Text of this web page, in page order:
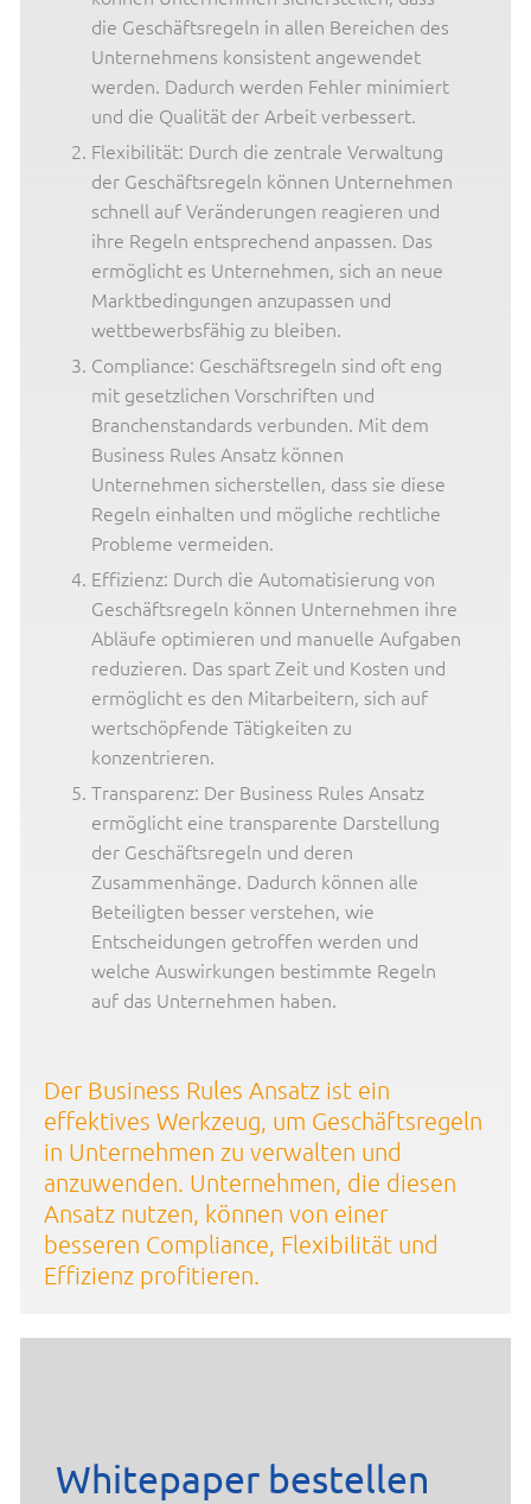
die Geschäftsregeln in allen Bereichen des
Unternehmens konsistent angewendet
werden. Dadurch werden Fehler minimiert
und die Qualität der Arbeit verbessert.
Flexibilität: Durch die zentrale Verwaltung
der Geschäftsregeln können Unternehmen
schnell auf Veränderungen reagieren und
ihre Regeln entsprechend anpassen. Das
ermöglicht es Unternehmen, sich an neue
Marktbedingungen anzupassen und
wettbewerbsfähig zu bleiben.
Compliance: Geschäftsregeln sind oft eng
mit gesetzlichen Vorschriften und
Branchenstandards verbunden. Mit dem
Business Rules Ansatz können
Unternehmen sicherstellen, dass sie diese
Regeln einhalten und mögliche rechtliche
Probleme vermeiden.
Effizienz: Durch die Automatisierung von
Geschäftsregeln können Unternehmen ihre
Abläufe optimieren und manuelle Aufgaben
reduzieren. Das spart Zeit und Kosten und
ermöglicht es den Mitarbeitern, sich auf
wertschöpfende Tätigkeiten zu
konzentrieren.
Transparenz: Der Business Rules Ansatz
ermöglicht eine transparente Darstellung
der Geschäftsregeln und deren
Zusammenhänge. Dadurch können alle
Beteiligten besser verstehen, wie
Entscheidungen getroffen werden und
welche Auswirkungen bestimmte Regeln
auf das Unternehmen haben.
Der Business Rules Ansatz ist ein
effektives Werkzeug, um Geschäftsregeln
in Unternehmen zu verwalten und
anzuwenden. Unternehmen, die diesen
Ansatz nutzen, können von einer
besseren Compliance, Flexibilität und
Effizienz profitieren.
Whitepaper bestellen